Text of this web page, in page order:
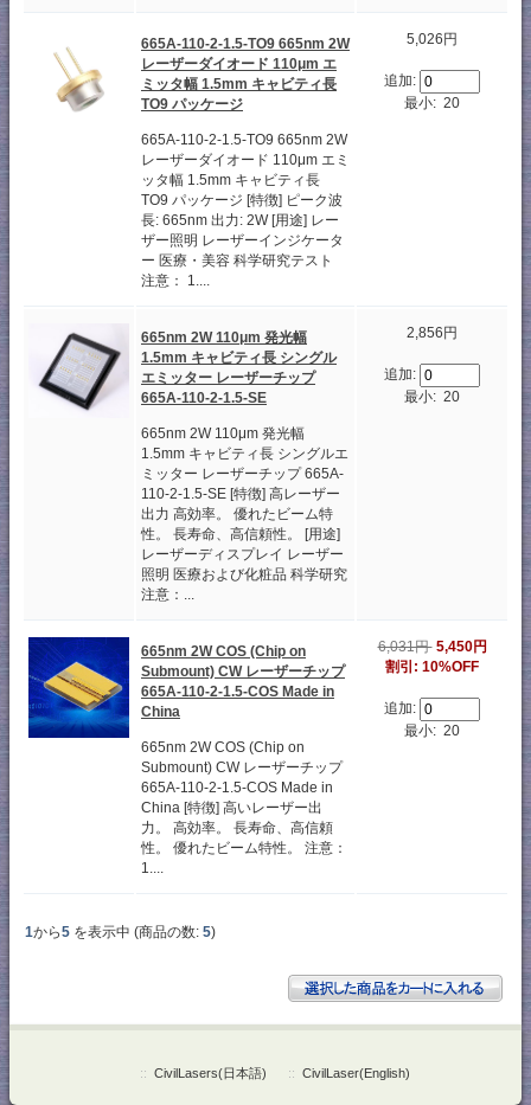
665A-110-2-1.5-TO9 665nm 2W
レーザーダイオード 110μm エ
ミッタ幅 1.5mm キャビティ長
TO9 パッケージ
665A-110-2-1.5-TO9 665nm 2W
レーザーダイオード 110μm エミ
ッタ幅 1.5mm キャビティ長
TO9 パッケージ [特徴] ピーク波
長: 665nm 出力: 2W [用途] レー
ザー照明 レーザーインジケータ
ー 医療・美容 科学研究テスト
注意： 1....
5,026円
追加:
最小: 20
665nm 2W 110μm 発光幅
1.5mm キャビティ長 シングル
エミッター レーザーチップ
665A-110-2-1.5-SE
665nm 2W 110μm 発光幅
1.5mm キャビティ長 シングルエ
ミッター レーザーチップ 665A-
110-2-1.5-SE [特徴] 高レーザー
出力 高効率。 優れたビーム特
性。 長寿命、高信頼性。 [用途]
レーザーディスプレイ レーザー
照明 医療および化粧品 科学研究
注意：...
2,856円
追加:
最小: 20
665nm 2W COS (Chip on
Submount) CW レーザーチップ
665A-110-2-1.5-COS Made in
China
665nm 2W COS (Chip on
Submount) CW レーザーチップ
665A-110-2-1.5-COS Made in
China [特徴] 高いレーザー出
力。 高効率。 長寿命、高信頼
性。 優れたビーム特性。 注意：
1....
6,031円 5,450円
割引: 10%OFF
追加:
最小: 20
1から5 を表示中 (商品の数: 5)
:: CivilLasers(日本語) :: CivilLaser(English)